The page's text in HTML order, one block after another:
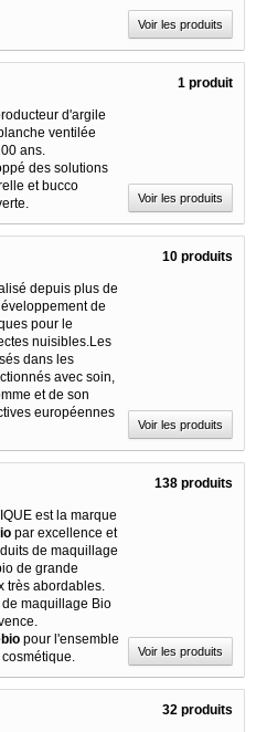
Voir les produits
d'argile
ventilée
ans.
des solutions
et bucco
1 produit
Voir les produits
depuis plus de
de
pour le
nuisibles.Les
dans les
avec soin,
et de son
européennes
10 produits
Voir les produits
est la marque
par excellence et
de maquillage
de grande
très abordables.
maquillage Bio
pour l'ensemble
138 produits
Voir les produits
32 produits